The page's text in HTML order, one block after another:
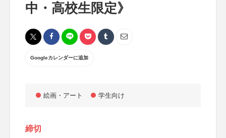
中・高校生限定》
Googleカレンダーに追加
絵画・アート 学生向け
締切